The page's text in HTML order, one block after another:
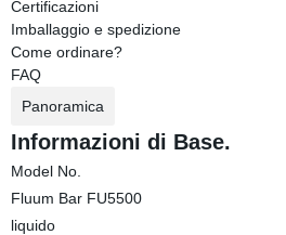
Certificazioni
Imballaggio e spedizione
Come ordinare?
FAQ
Panoramica
Informazioni di Base.
Model No.
Fluum Bar FU5500
liquido